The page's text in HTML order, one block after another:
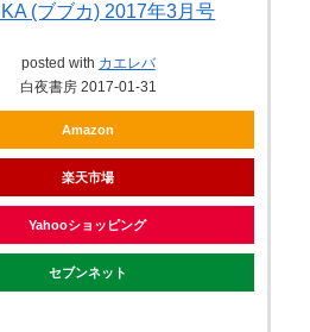
(ブブカ) 2017年3月号
posted with カエレバ
白夜書房 2017-01-31
Amazon
楽天市場
Yahooショッピング
セブンネット